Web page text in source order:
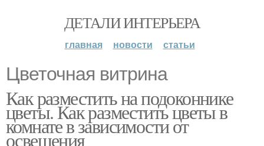
ДЕТАЛИ ИНТЕРЬЕРА
главная новости статьи
Цветочная витрина
Как разместить на подоконнике
цветы. Как разместить цветы в
комнате в зависимости от
освещения